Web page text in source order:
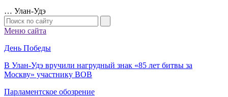
… Улан-Удэ
Меню сайта
День Победы
В Улан-Удэ вручили нагрудный знак «85 лет битвы за
Москву» участнику ВОВ
Парламентское обозрение